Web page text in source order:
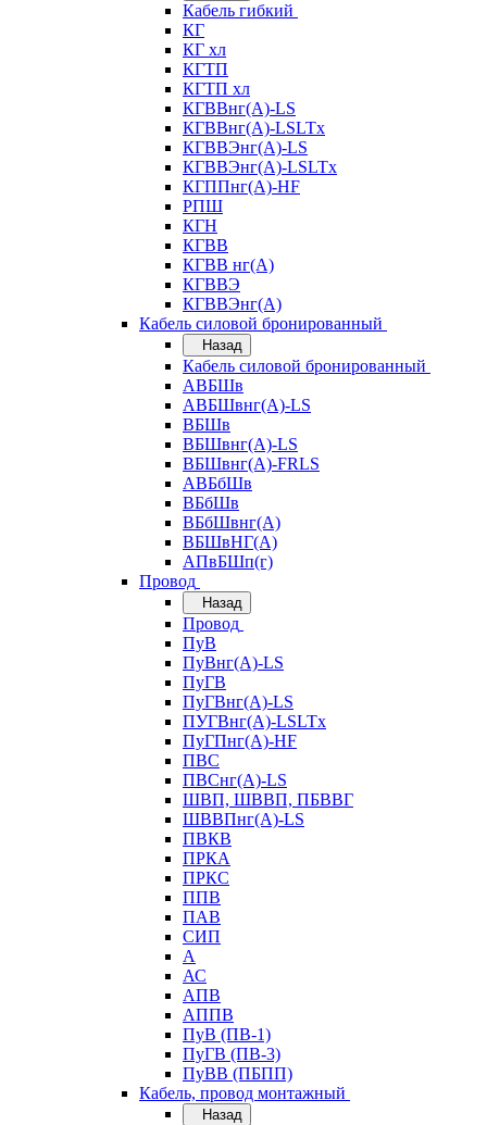
Кабель гибкий
КГ
КГ хл
КГТП
КГТП хл
КГВВнг(А)-LS
КГВВнг(А)-LSLTx
КГВВЭнг(А)-LS
КГВВЭнг(А)-LSLTx
КГППнг(А)-HF
РПШ
КГН
КГВВ
КГВВ нг(А)
КГВВЭ
КГВВЭнг(А)
Кабель силовой бронированный
Назад
Кабель силовой бронированный
АВБШв
АВБШвнг(А)-LS
ВБШв
ВБШвнг(А)-LS
ВБШвнг(А)-FRLS
АВБбШв
ВБбШв
ВБбШвнг(А)
ВБШвНГ(А)
АПвБШп(г)
Провод
Назад
Провод
ПуВ
ПуВнг(А)-LS
ПуГВ
ПуГВнг(А)-LS
ПУГВнг(А)-LSLTx
ПуГПнг(А)-HF
ПВС
ПВСнг(А)-LS
ШВП, ШВВП, ПБВВГ
ШВВПнг(А)-LS
ПВКВ
ПРКА
ПРКС
ППВ
ПАВ
СИП
А
АС
АПВ
АППВ
ПуВ (ПВ-1)
ПуГВ (ПВ-3)
ПуВВ (ПБПП)
Кабель, провод монтажный
Назад